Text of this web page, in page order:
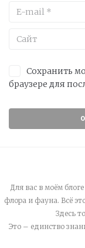
Сохранить
браузере для
Для вас в моём
флора и фауна. Всё
Здесь
Это – единство